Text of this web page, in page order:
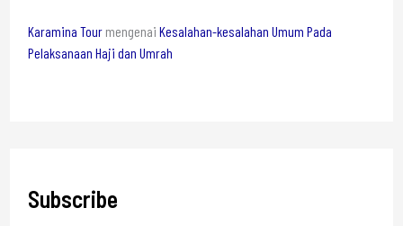
Karamina Tourmengenai Kesalahan-kesalahan Umum Pada
Pelaksanaan Haji dan Umrah
Subscribe